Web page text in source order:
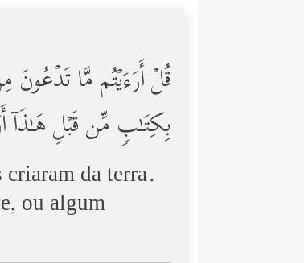
قُلۡ أَرَءَیۡتُم مَّا
بِكِتَـٰبࣲ مِّن قَبۡلِ هَـٰذَاۤ
da terra.
ou algum